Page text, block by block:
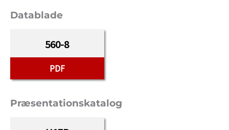
Datablade
560-8
PDF
Præsentationskatalog